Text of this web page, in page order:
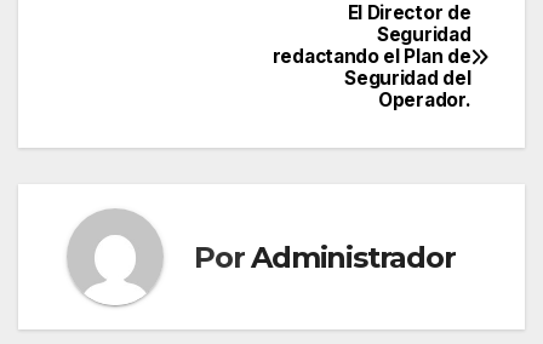
El Director de
Seguridad
redactando el Plan de
Seguridad del
Operador.
PorAdministrador